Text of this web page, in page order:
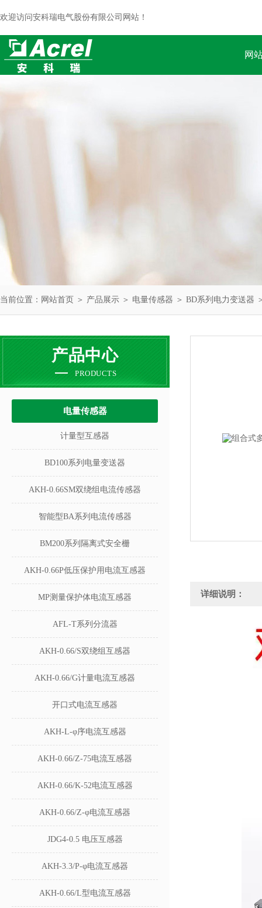
欢迎访问安科瑞电气股份有限公司网站！
网
当前位置： 网站首页 ＞ 产品展示 ＞ 电量传感器 ＞ BD系列电力变送器
产品中心
PRODUCTS
电量传感器
计量型互感器
BD100系列电量变送器
AKH-0.66SM双绕组电流传感器
智能型BA系列电流传感器
BM200系列隔离式安全栅
AKH-0.66P低压保护用电流互感器
MP测量保护体电流互感器
AFL-T系列分流器
AKH-0.66/S双绕组互感器
AKH-0.66/G计量电流互感器
开口式电流互感器
AKH-L-φ序电流互感器
AKH-0.66/Z-75电流互感器
AKH-0.66/K-52电流互感器
AKH-0.66/Z-φ电流互感器
JDG4-0.5 电压互感器
AKH-3.3/P-φ电流互感器
AKH-0.66/L型电流互感器
详细说明：